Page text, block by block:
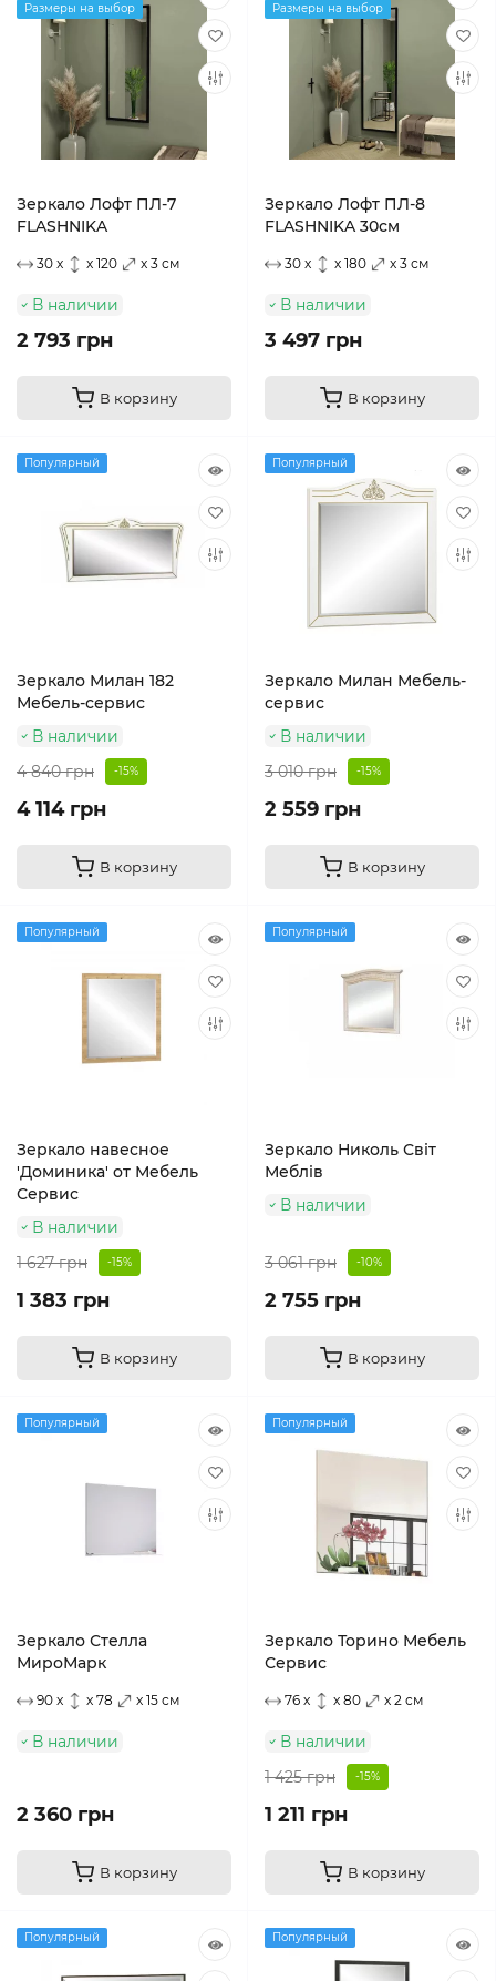
Размеры на выбор
Зеркало Лофт ПЛ-7
FLASHNIKA
30 x x 120 x 3 см
В наличии
2 793 грн
В корзину
Размеры на выбор
Зеркало Лофт ПЛ-8
FLASHNIKA 30см
30 x x 180 x 3 см
В наличии
3 497 грн
В корзину
Популярный
Зеркало Милан 182
Мебель-сервис
В наличии
4 840 грн
-15%
4 114 грн
В корзину
Популярный
Зеркало Милан Мебель-
сервис
В наличии
3 010 грн
-15%
2 559 грн
В корзину
Популярный
Зеркало навесное
'Доминика' от Мебель
Сервис
В наличии
1 627 грн
-15%
1 383 грн
В корзину
Популярный
Зеркало Николь Світ
Меблів
В наличии
3 061 грн -10%
2 755 грн
В корзину
Популярный
Зеркало Стелла
МироМарк
90 x x 78 x 15 см
В наличии
2 360 грн
В корзину
Популярный
Зеркало Торино Мебель
Сервис
76 x x 80 x 2 см
В наличии
1 425 грн
-15%
1 211 грн
В корзину
Популярный Популярный